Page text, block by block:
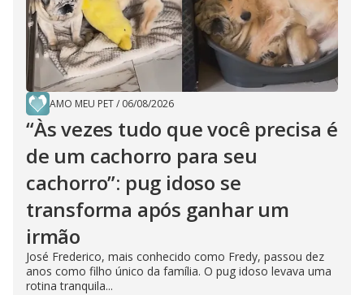
AMO MEU PET/ 06/08/2026
“Às vezes tudo que você precisa é
de um cachorro para seu
cachorro”: pug idoso se
transforma após ganhar um
irmão
José Frederico, mais conhecido como Fredy, passou dez
anos como filho único da família. O pug idoso levava uma
rotina tranquila...